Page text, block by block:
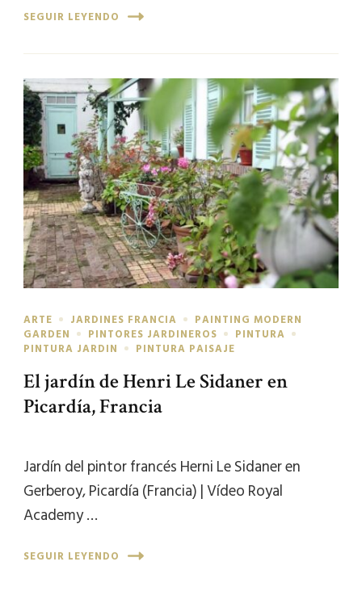
SEGUIR LEYENDO
ARTE JARDINES FRANCIA
PAINTING MODERN
GARDEN
PINTORES JARDINEROS
PINTURA
PINTURA JARDIN
PINTURA PAISAJE
El jardín de Henri Le Sidaner en
Picardía, Francia
Jardín del pintor francés Herni Le Sidaner en
Gerberoy, Picardía (Francia) | Vídeo Royal
Academy …
SEGUIR LEYENDO